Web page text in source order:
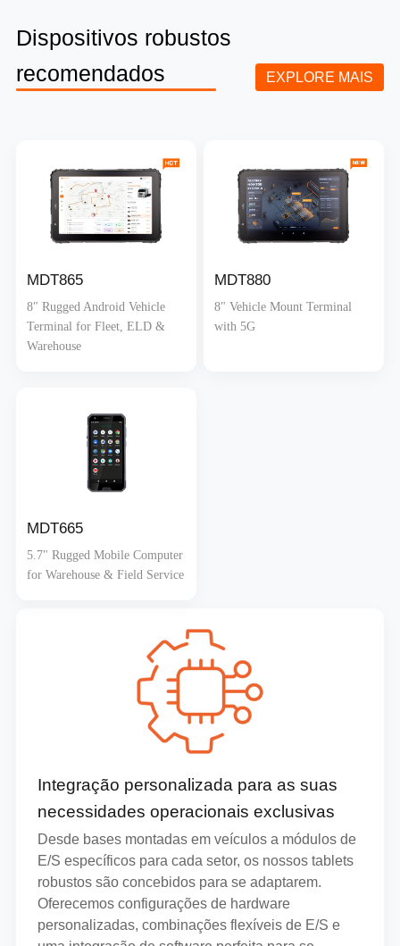
Dispositivos robustos
recomendados
EXPLORE MAIS
MDT865
8" Rugged Android Vehicle
Terminal for Fleet, ELD &
Warehouse
MDT880
8" Vehicle Mount Terminal
with 5G
MDT665
5.7" Rugged Mobile Computer
for Warehouse & Field Service
Integração personalizada para as suas
necessidades operacionais exclusivas
Desde bases montadas em veículos a módulos de
E/S específicos para cada setor, os nossos tablets
robustos são concebidos para se adaptarem.
Oferecemos configurações de hardware
personalizadas, combinações flexíveis de E/S e